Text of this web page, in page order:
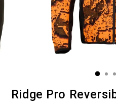
Ridge Pro